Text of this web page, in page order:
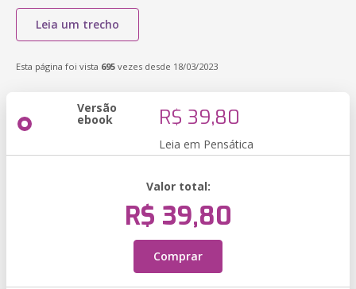
Leia um trecho
Esta página foi vista 695 vezes desde 18/03/2023
Versão
ebook R$ 39,80
Leia em Pensática
Valor total:
R$ 39,80
Comprar